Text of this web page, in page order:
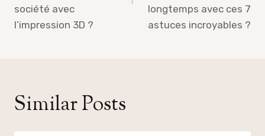
société avec
l’impression 3D ?
longtemps avec ces 7
astuces incroyables ?
Similar Posts